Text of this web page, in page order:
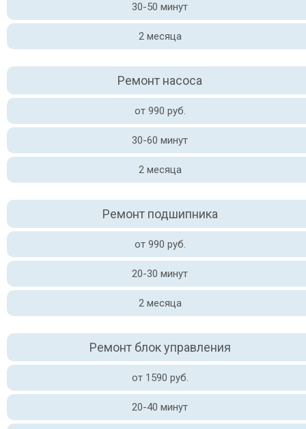
30-50 минут
2 месяца
Ремонт насоса
от 990 руб.
30-60 минут
2 месяца
Ремонт подшипника
от 990 руб.
20-30 минут
2 месяца
Ремонт блок управления
от 1590 руб.
20-40 минут